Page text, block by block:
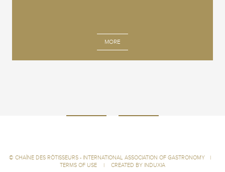
MORE
© CHAÎNE DES RÔTISSEURS - INTERNATIONAL ASSOCIATION OF GASTRONOMY
|
TERMS OF USE
| CREATED BY INDUXIA